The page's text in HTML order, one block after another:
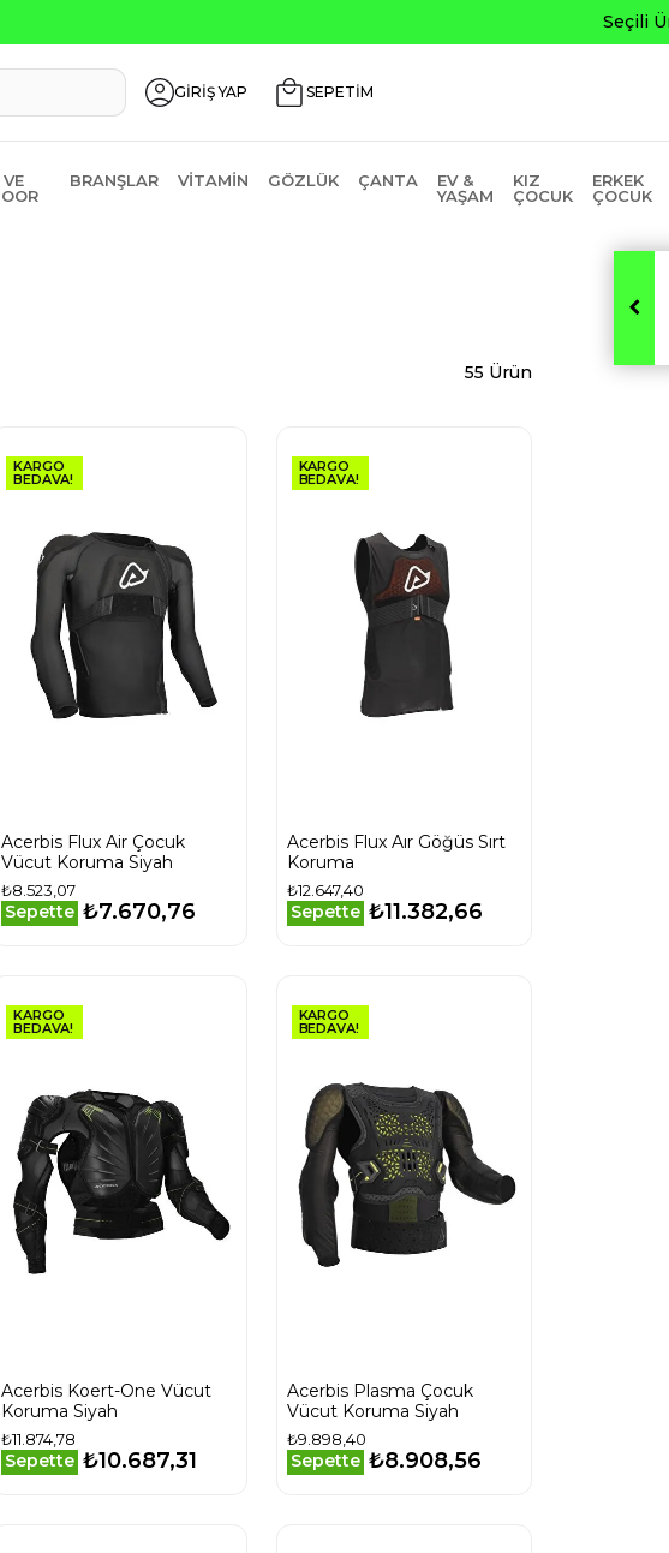
GİRİŞ YAP SEPETİM
BRANŞLAR VITAMIN GÖZLÜK ÇANTA
EV &
YAŞAM
KIZ
ÇOCUK
ERKEK
ÇOCUK
55 Ürün
KARGO
BEDAVA!
Acerbis Flux Air Çocuk
Vücut Koruma Siyah
₺8.523,07
Sepette ₺7.670,76
KARGO
BEDAVA!
Acerbis Flux Aır Göğüs Sırt
Koruma
₺12.647,40
Sepette ₺11.382,66
KARGO
BEDAVA!
Acerbis Koert-One Vücut
Koruma Siyah
₺11.874,78
Sepette ₺10.687,31
KARGO
BEDAVA!
Acerbis Plasma Çocuk
Vücut Koruma Siyah
₺9.898,40
Sepette ₺8.908,56